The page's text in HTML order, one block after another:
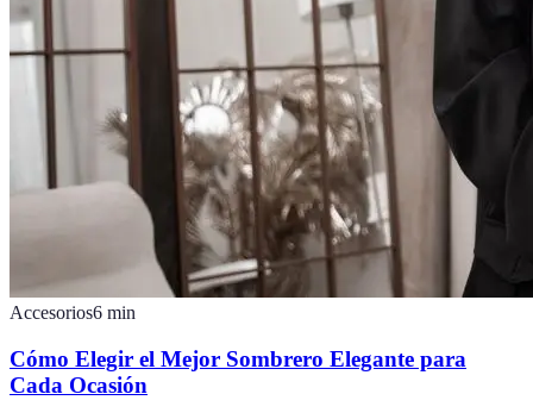
Accesorios6 min
Cómo Elegir el Mejor Sombrero Elegante para
Cada Ocasión